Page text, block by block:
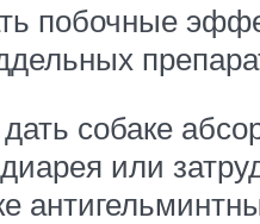
побочные
собаке
или